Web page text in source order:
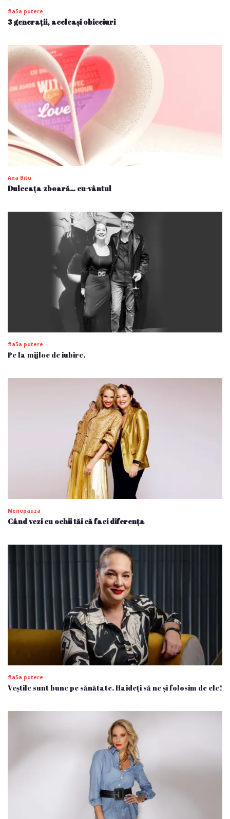
#a5a putere
3 generații, aceleași obiceiuri
Ana Bitu
Dulceața zboară… cu-vântul
#a5a putere
Pe la mijloc de iubire.
Menopauza
Când vezi cu ochii tăi că faci diferența
#a5a putere
Veștile sunt bune pe sănătate. Haideți să ne și folosim de ele!